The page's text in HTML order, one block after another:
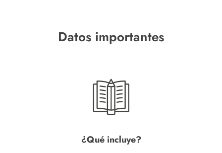
Datos importantes
¿Qué incluye?